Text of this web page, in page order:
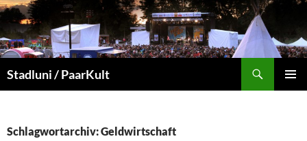
Zum
Inhalt
springen
Stadluni / PaarKult
Schlagwortarchiv: Geldwirtschaft